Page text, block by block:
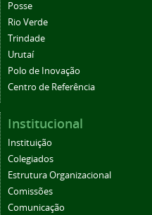
Posse
Rio Verde
Trindade
Urutaí
Polo de Inovação
Centro de Referência
Institucional
Instituição
Colegiados
Estrutura Organizacional
Comissões
Comunicação